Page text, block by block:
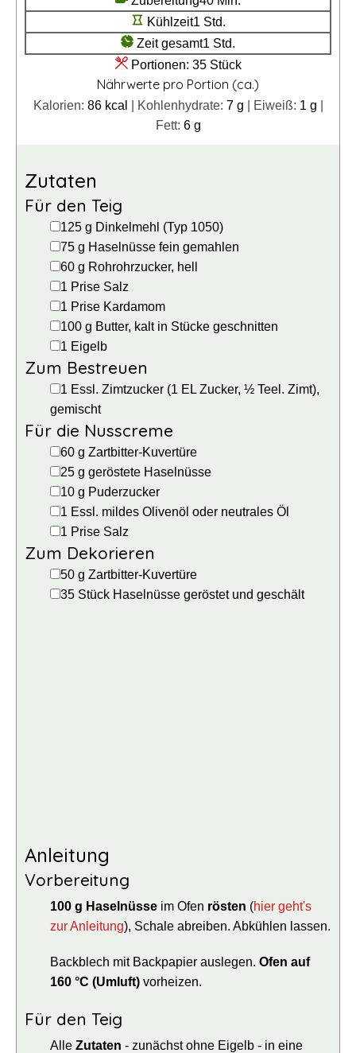
Kühlzeit1 Stunde
Std.
Zeit gesamt1 Stunde
Std.
Portionen: 35 Stück
Nährwerte pro Portion (ca.)
Kalorien: 86 kcal Kohlenhydrate: 7 g Eiweiß: 1 g
Fett: 6 g
Zutaten
Für den Teig
▢
125 g Dinkelmehl (Typ 1050)
▢
75 g Haselnüsse fein gemahlen
▢
60 g Rohrohrzucker, hell
▢1 Prise Salz
▢1 Prise Kardamom
▢
100 g Butter, kalt in Stücke geschnitten
▢1 Eigelb
Zum Bestreuen
▢1 Essl. Zimtzucker (1 EL Zucker, ½ Teel. Zimt),
gemischt
Für die Nusscreme
▢
60 g Zartbitter-Kuvertüre
▢
25 g geröstete Haselnüsse
▢
10 g Puderzucker
▢1 Essl. mildes Olivenöl oder neutrales Öl
▢1 Prise Salz
Zum Dekorieren
▢
50 g Zartbitter-Kuvertüre
▢
35 Stück Haselnüsse geröstet und geschält
Anleitung
Vorbereitung
100 g Haselnüsse im Ofen rösten (hier geht's
zur Anleitung), Schale abreiben. Abkühlen lassen.
Backblech mit Backpapier auslegen. Ofen auf
160 °C (Umluft) vorheizen.
Für den Teig
Alle Zutaten - zunächst ohne Eigelb - in eine